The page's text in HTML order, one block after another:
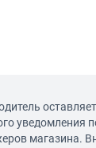
есть
магазина.